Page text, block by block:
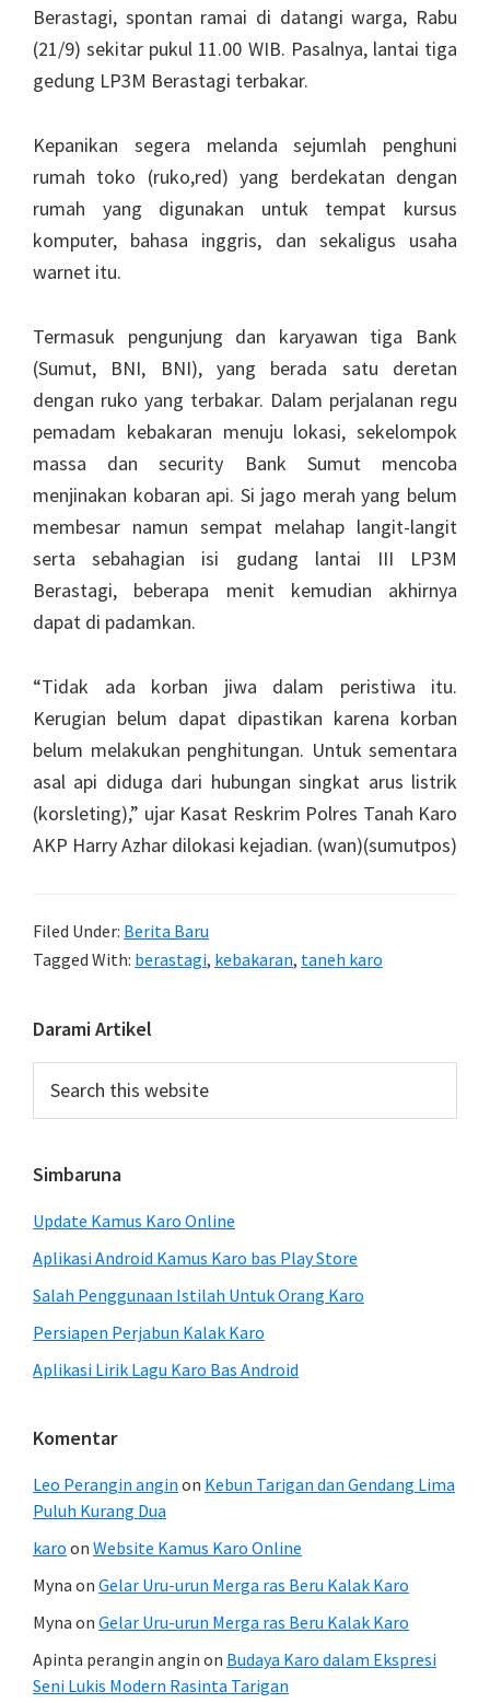
Berastagi, spontan ramai di datangi warga, Rabu
(21/9) sekitar pukul 11.00 WIB. Pasalnya, lantai tiga
gedung LP3M Berastagi terbakar.
Kepanikan segera melanda sejumlah penghuni
rumah toko (ruko,red) yang berdekatan dengan
rumah yang digunakan untuk tempat kursus
komputer, bahasa inggris, dan sekaligus usaha
warnet itu.
Termasuk pengunjung dan karyawan tiga Bank
(Sumut, BNI, BNI), yang berada satu deretan
dengan ruko yang terbakar. Dalam perjalanan regu
pemadam kebakaran menuju lokasi, sekelompok
massa dan security Bank Sumut mencoba
menjinakan kobaran api. Si jago merah yang belum
membesar namun sempat melahap langit-langit
serta sebahagian isi gudang lantai III LP3M
Berastagi, beberapa menit kemudian akhirnya
dapat di padamkan.
“Tidak ada korban jiwa dalam peristiwa itu.
Kerugian belum dapat dipastikan karena korban
belum melakukan penghitungan. Untuk sementara
asal api diduga dari hubungan singkat arus listrik
(korsleting),” ujar Kasat Reskrim Polres Tanah Karo
AKP Harry Azhar dilokasi kejadian. (wan)(sumutpos)
Filed Under: Berita Baru
Tagged With: berastagi, kebakaran, taneh karo
Primary
Sidebar
Darami Artikel
this
Simbaruna
Update Kamus Karo Online
Aplikasi Android Kamus Karo bas Play Store
Salah Penggunaan Istilah Untuk Orang Karo
Persiapen Perjabun Kalak Karo
Aplikasi Lirik Lagu Karo Bas Android
Komentar
Leo Perangin angin on Kebun Tarigan dan Gendang Lima
Puluh Kurang Dua
karo on Website Kamus Karo Online
Myna on Gelar Uru-urun Merga ras Beru Kalak Karo
Myna on Gelar Uru-urun Merga ras Beru Kalak Karo
Apinta perangin angin on Budaya Karo dalam Ekspresi
Seni Lukis Modern Rasinta Tarigan